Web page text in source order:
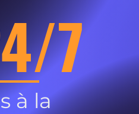
7
à la